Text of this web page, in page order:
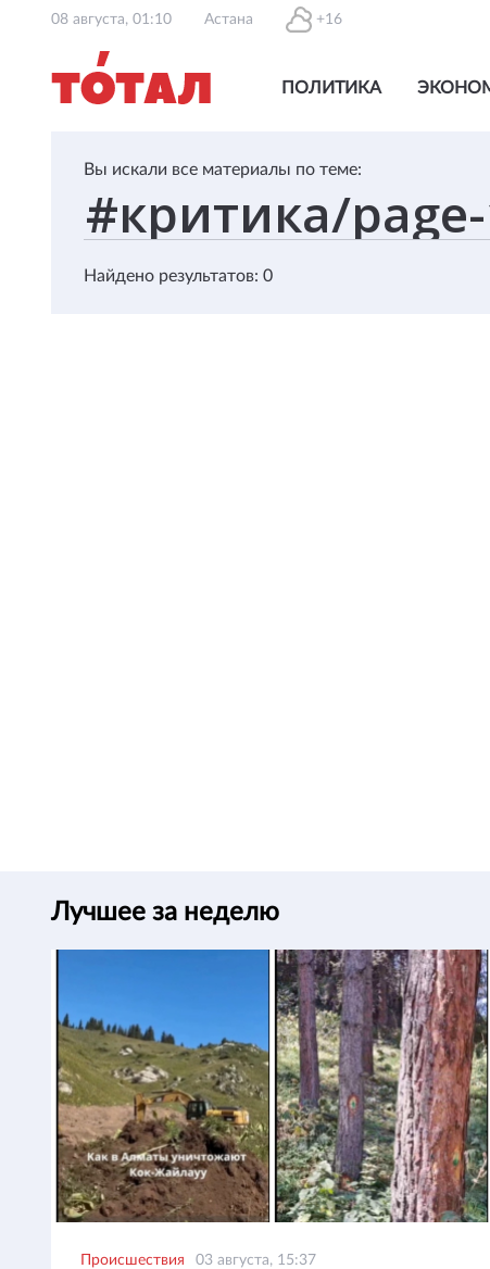
08 августа, 01:10 Астана +16
ПОЛИТИКА
Вы искали все материалы по теме:
Найдено результатов: 0
Лучшее за неделю
Происшествия 03 августа, 15:37